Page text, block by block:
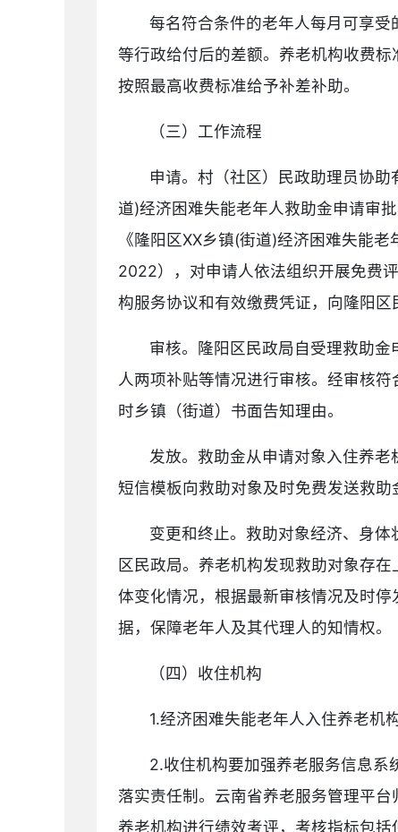
每名符合条件的老年人每月可享
等行政给付后的差额。养老机构收费
按照最高收费标准给予补差补助。
（三）工作流程
申请。村（社区）民政助理员协
道)经济困难失能老年人救助金申请审
《隆阳区XX乡镇(街道)经济困难失能
2022），对申请人依法组织开展免费
构服务协议和有效缴费凭证，向隆阳区
审核。隆阳区民政局自受理救助
人两项补贴等情况进行审核。经审核
时乡镇（街道）书面告知理由。
发放。救助金从申请对象入住养
短信模板向救助对象及时免费发送救
变更和终止。救助对象经济、身
区民政局。养老机构发现救助对象存
体变化情况，根据最新审核情况及时
据，保障老年人及其代理人的知情权。
（四）收住机构
1.经济困难失能老年人入住养老机
2.收住机构要加强养老服务信息系
落实责任制。云南省养老服务管理平
养老机构进行绩效考评，考核指标包